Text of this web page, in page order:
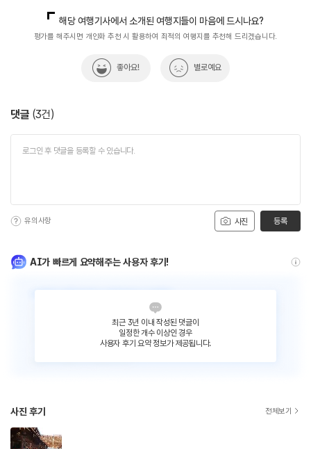
해당 여행기사에서 소개된 여행지들이 마음에 드시나요?
평가를 해주시면 개인화 추천 시 활용하여 최적의 여행지를 추천해 드리겠습니다.
좋아요! 별로예요
댓글 (3건)
사진
유의사항 등록
AI가 빠르게 요약해주는 사용자 후기!
최근 3년 이내 작성된 댓글이
일정한 개수 이상인 경우
사용자 후기 요약 정보가 제공됩니다.
사진 후기 전체보기